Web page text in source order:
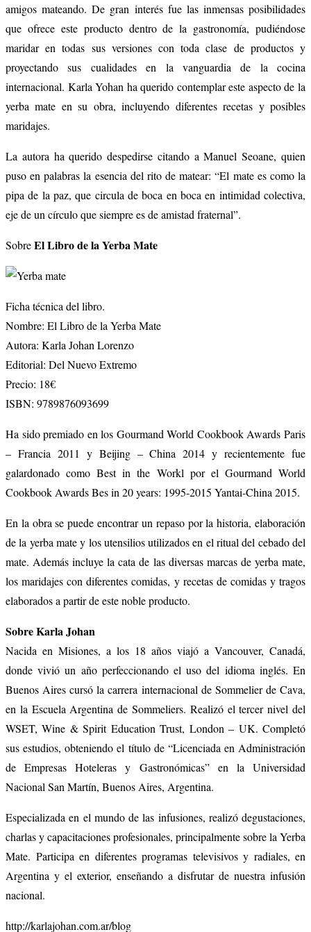
amigos mateando. De gran interés fue las inmensas posibilidades
que ofrece este producto dentro de la gastronomía, pudiéndose
maridar en todas sus versiones con toda clase de productos y
proyectando sus cualidades en la vanguardia de la cocina
internacional. Karla Yohan ha querido contemplar este aspecto de la
yerba mate en su obra, incluyendo diferentes recetas y posibles
maridajes.
La autora ha querido despedirse citando a Manuel Seoane, quien
puso en palabras la esencia del rito de matear: “El mate es como la
pipa de la paz, que circula de boca en boca en intimidad colectiva,
eje de un círculo que siempre es de amistad fraternal”.
SobreEl Libro de la Yerba Mate
Ficha técnica del libro.
Nombre: El Libro de la Yerba Mate
Autora: Karla Johan Lorenzo
Editorial: Del Nuevo Extremo
Precio: 18€
ISBN: 9789876093699
Ha sido premiado en los Gourmand World Cookbook Awards Paris
– Francia 2011 y Beijing – China 2014 y recientemente fue
galardonado como Best in the Workl por el Gourmand World
Cookbook Awards Bes in 20 years: 1995-2015 Yantai-China 2015.
En la obra se puede encontrar un repaso por la historia, elaboración
de la yerba mate y los utensilios utilizados en el ritual del cebado del
mate. Además incluye la cata de las diversas marcas de yerba mate,
los maridajes con diferentes comidas, y recetas de comidas y tragos
elaborados a partir de este noble producto.
Sobre Karla Johan
Nacida en Misiones, a los 18 años viajó a Vancouver, Canadá,
donde vivió un año perfeccionando el uso del idioma inglés. En
Buenos Aires cursó la carrera internacional de Sommelier de Cava,
en la Escuela Argentina de Sommeliers. Realizó el tercer nivel del
WSET, Wine & Spirit Education Trust, London – UK. Completó
sus estudios, obteniendo el título de “Licenciada en Administración
de Empresas Hoteleras y Gastronómicas” en la Universidad
Nacional San Martín, Buenos Aires, Argentina.
Especializada en el mundo de las infusiones, realizó degustaciones,
charlas y capacitaciones profesionales, principalmente sobre la Yerba
Mate. Participa en diferentes programas televisivos y radiales, en
Argentina y el exterior, enseñando a disfrutar de nuestra infusión
nacional.
http://karlajohan.com.ar/blog